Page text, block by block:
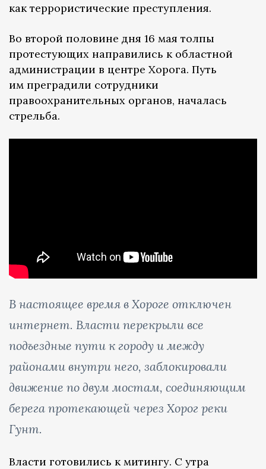
как террористические преступления.
Во второй половине дня 16 мая толпы
протестующих направились к областной
администрации в центре Хорога. Путь
им преградили сотрудники
правоохранительных органов, началась
стрельба.
В настоящее время в Хороге отключен
интернет. Власти перекрыли все
подъездные пути к городу и между
районами внутри него, заблокировали
движение по двум мостам, соединяющим
берега протекающей через Хорог реки
Гунт.
Власти готовились к митингу. С утра